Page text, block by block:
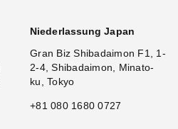
Niederlassung Japan
Gran Biz Shibadaimon F1, 1-
2-4, Shibadaimon, Minato-
ku, Tokyo
+81 080 1680 0727